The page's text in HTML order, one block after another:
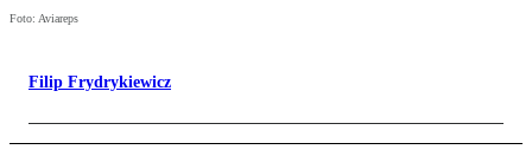
Foto: Aviareps
Filip Frydrykiewicz